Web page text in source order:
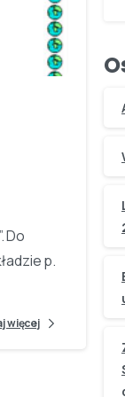
Do
p.
więcej